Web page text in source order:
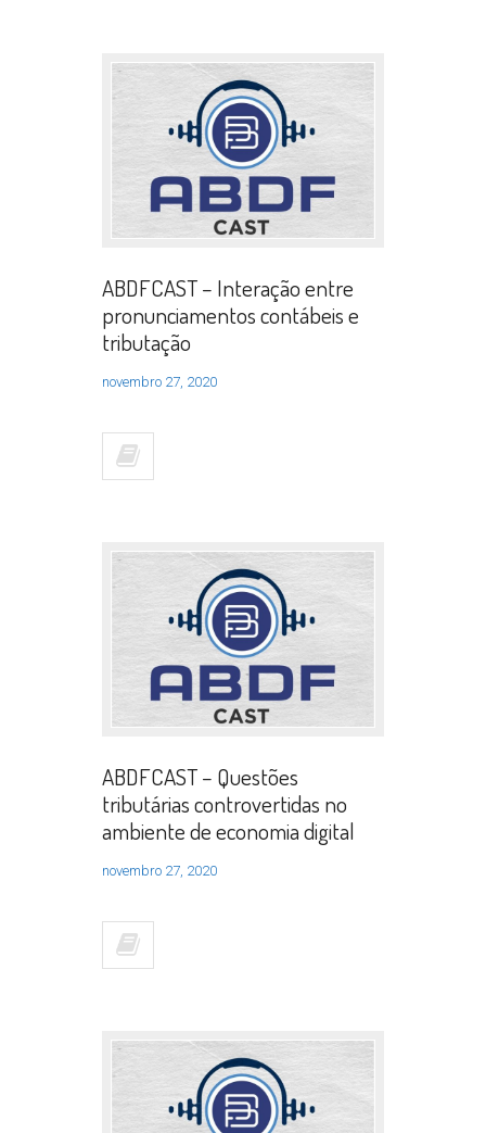
ABDFCAST – Interação entre
pronunciamentos contábeis e
tributação
novembro 27, 2020
ABDFCAST – Questões
tributárias controvertidas no
ambiente de economia digital
novembro 27, 2020